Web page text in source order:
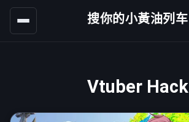
搜你的小黃油列车
Vtuber Hack